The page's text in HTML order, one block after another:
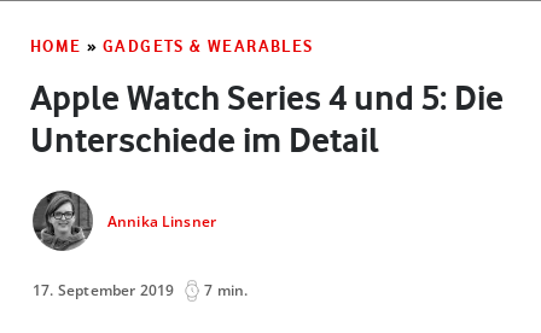
HOME » GADGETS & WEARABLES
Apple Watch Series 4 und 5: Die
Unterschiede im Detail
Annika Linsner
17. September 2019 7 min.